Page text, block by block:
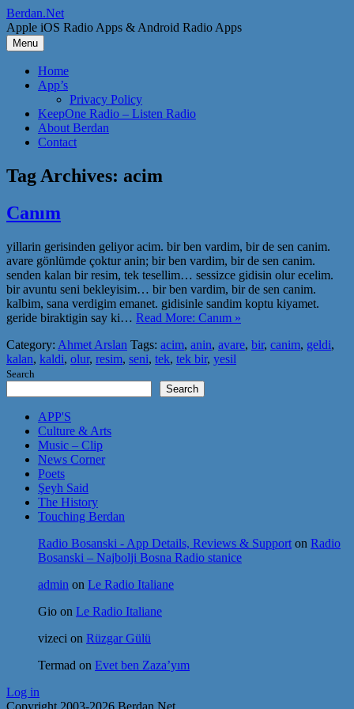
Skip
to
content
Berdan.Net
Apple iOS Radio Apps & Android Radio Apps
Menu
Home
App’s
Privacy Policy
KeepOne Radio – Listen Radio
About Berdan
Contact
Tag Archives: acim
Canım
yillarin gerisinden geliyor acim. bir ben vardim, bir de sen canim.
avare gönlümde çoktur anin; bir ben vardim, bir de sen canim.
senden kalan bir resim, tek tesellim… sessizce gidisin olur ecelim.
bir avuntu seni bekleyisim… bir ben vardim, bir de sen canim.
kalbim, sana verdigim emanet. gidisinle sandim koptu kiyamet.
geride biraktigin say ki… Read More: Canım »
Category: Ahmet Arslan Tags: acim, anin, avare, bir, canim, geldi,
kalan, kaldi, olur, resim, seni, tek, tek bir, yesil
Search
Search
APP'S
Culture & Arts
Music – Clip
News Corner
Poets
Şeyh Said
The History
Touching Berdan
Radio Bosanski - App Details, Reviews & Support on Radio
Bosanski – Najbolji Bosna Radio stanice
admin on Le Radio Italiane
Gio on Le Radio Italiane
vizeci on Rüzgar Gülü
Termad on Evet ben Zaza’yım
Log in
Copyright 2003-2026 Berdan.Net